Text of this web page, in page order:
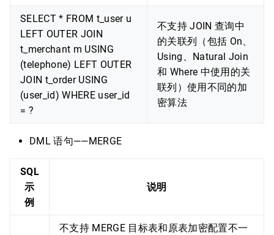
SELECT * FROM t_user u
LEFT OUTER JOIN
t_merchant m USING
(telephone) LEFT OUTER
JOIN t_order USING
(user_id) WHERE user_id
= ?
不支持 JOIN 查询中
的关联列（包括 On、
Using、Natural Join
和 Where 中使用的关
联列）使用不同的加
密算法
DML 语句——MERGE
SQL
示
例
说明
不支持 MERGE 目标表和原表加密配置不一